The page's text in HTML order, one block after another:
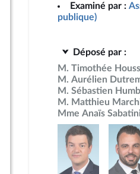
Date de dépôt
5 décembre 2024
5 décembre 2024
5 décembre 2024
Examiné par :
publique)
Déposé par :
M. Timothée
M. Aurélien
M. Sébastien
M. Matthieu
Mme Anaïs